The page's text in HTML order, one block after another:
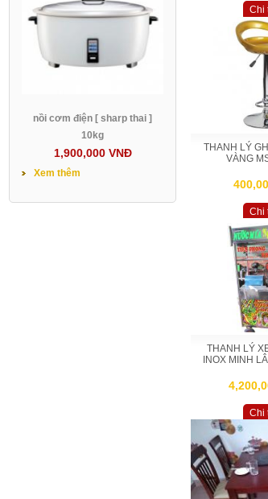
nồi cơm điện [ sharp thai ]
10kg
1,900,000 VNĐ
Xem thêm
Chi
THANH LÝ
VÀNG
Chi
THANH LÝ
INOX MINH
Chi